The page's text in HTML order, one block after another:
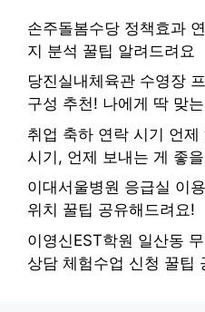
손주돌봄수당 정책효과
지 분석 꿀팁 알려드려요
당진실내체육관 수영장
구성 추천! 나에게 딱 맞
취업 축하 연락 시기 언
시기, 언제 보내는 게 좋
이대서울병원 응급실 이
위치 꿀팁 공유해드려요!
이영신EST학원 일산동
상담 체험수업 신청 꿀팁